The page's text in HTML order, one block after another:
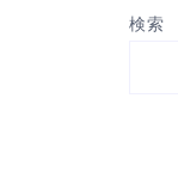
検索